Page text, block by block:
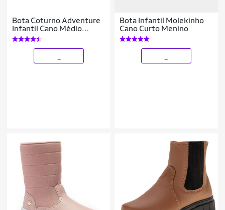
Bota Coturno Adventure
Infantil Cano Médio
Ajuste em Cadarço e
Zíper
Bota Infantil Molekinho
Cano Curto Menino